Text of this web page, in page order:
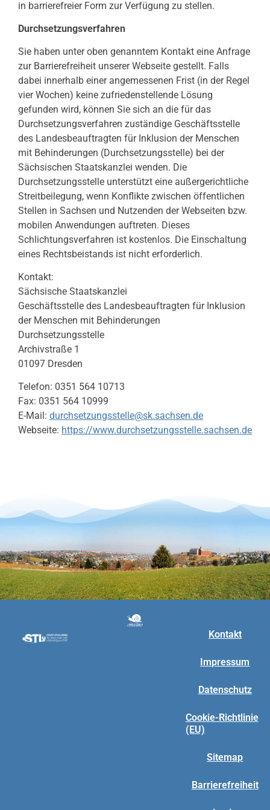
in barrierefreier Form zur Verfügung zu stellen.
Durchsetzungsverfahren
Sie haben unter oben genanntem Kontakt eine Anfrage
zur Barrierefreiheit unserer Webseite gestellt. Falls
dabei innerhalb einer angemessenen Frist (in der Regel
vier Wochen) keine zufriedenstellende Lösung
gefunden wird, können Sie sich an die für das
Durchsetzungsverfahren zuständige Geschäftsstelle
des Landesbeauftragten für Inklusion der Menschen
mit Behinderungen (Durchsetzungsstelle) bei der
Sächsischen Staatskanzlei wenden. Die
Durchsetzungsstelle unterstützt eine außergerichtliche
Streitbeilegung, wenn Konflikte zwischen öffentlichen
Stellen in Sachsen und Nutzenden der Webseiten bzw.
mobilen Anwendungen auftreten. Dieses
Schlichtungsverfahren ist kostenlos. Die Einschaltung
eines Rechtsbeistands ist nicht erforderlich.
Kontakt:
Sächsische Staatskanzlei
Geschäftsstelle des Landesbeauftragten für Inklusion
der Menschen mit Behinderungen
Durchsetzungsstelle
Archivstraße 1
01097 Dresden
Telefon: 0351 564 10713
Fax: 0351 564 10999
E-Mail: durchsetzungsstelle@sk.sachsen.de
Webseite: https://www.durchsetzungsstelle.sachsen.de
Kontakt
Impressum
Datenschutz
Cookie-Richtlinie
(EU)
Sitemap
Barrierefreiheit